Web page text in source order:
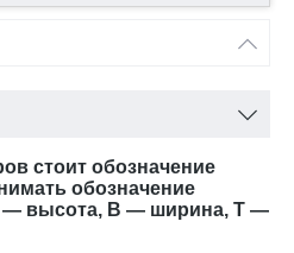
стоит обозначение
обозначение
— высота, B — ширина, T —